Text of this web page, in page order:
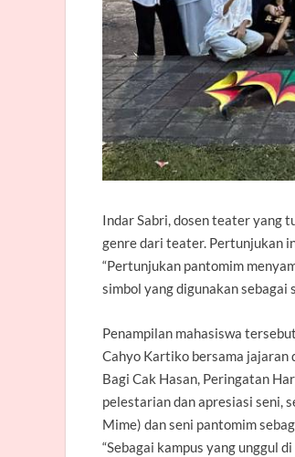
Indar Sabri, dosen teater yang
genre dari teater. Pertunjukan
“Pertunjukan pantomim
simbol yang digunakan sebagai
Penampilan mahasiswa
Cahyo Kartiko bersama
Bagi Cak Hasan, Peringatan
pelestarian dan apresiasi seni,
Mime) dan seni pantomim
“Sebagai kampus yang unggul